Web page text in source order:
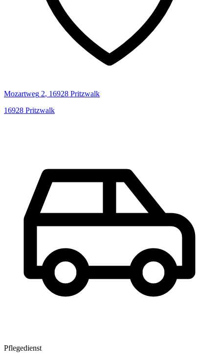
Mozartweg 2, 16928 Pritzwalk
16928 Pritzwalk
Pflegedienst